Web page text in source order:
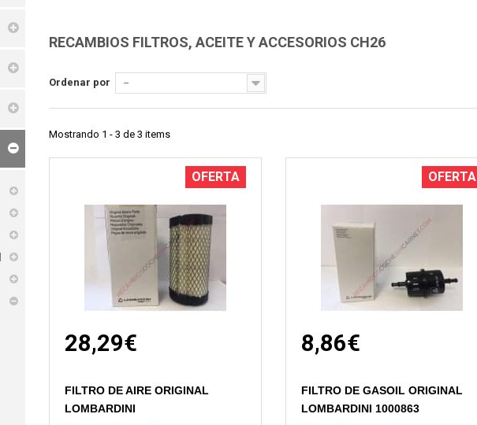
RECAMBIOS FILTROS, ACEITE Y ACCESORIOS CH26
Ordenar por --
Mostrando 1 - 3 de 3 items
OFERTA
28,29€
FILTRO DE AIRE ORIGINAL
LOMBARDINI
OFERTA
8,86€
FILTRO DE GASOIL ORIGINAL
LOMBARDINI 1000863